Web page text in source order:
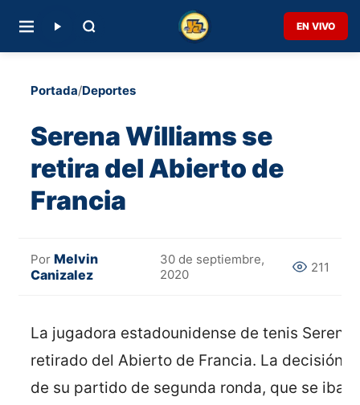
EN VIVO
Portada/Deportes
Serena Williams se
retira del Abierto de
Francia
Por Melvin
Canizalez
30 de septiembre,
2020
211
La jugadora estadounidense de tenis Serena
retirado del Abierto de Francia. La decisión
de su partido de segunda ronda, que se iba